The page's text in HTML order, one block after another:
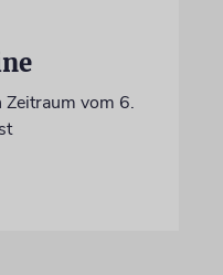
vom 6.